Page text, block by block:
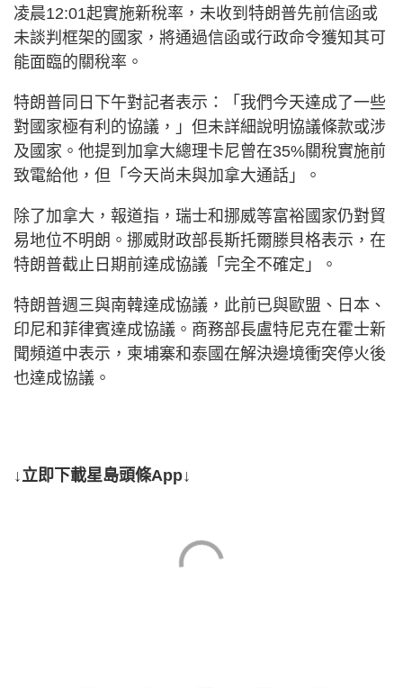
凌晨12:01起實施新稅率，未收到特朗普先前信函或
未談判框架的國家，將通過信函或行政命令獲知其可
能面臨的關稅率。
特朗普同日下午對記者表示：「我們今天達成了一些
對國家極有利的協議，」但未詳細說明協議條款或涉
及國家。他提到加拿大總理卡尼曾在35%關稅實施前
致電給他，但「今天尚未與加拿大通話」。
除了加拿大，報道指，瑞士和挪威等富裕國家仍對貿
易地位不明朗。挪威財政部長斯托爾滕貝格表示，在
特朗普截止日期前達成協議「完全不確定」。
特朗普週三與南韓達成協議，此前已與歐盟、日本、
印尼和菲律賓達成協議。商務部長盧特尼克在霍士新
聞頻道中表示，柬埔寨和泰國在解決邊境衝突停火後
也達成協議。
↓立即下載星島頭條App↓